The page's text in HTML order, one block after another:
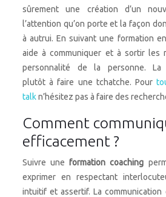
sûrement une création d’un
l’attention qu’on porte et la façon
à autrui. En suivant une formation
aide à communiquer et à sortir les
personnalité de la personne.
plutôt à faire une tchatche. Pour
talkn’hésitez pas à faire des
Comment
efficacement ?
Suivre uneformation coaching
exprimer en respectant
intuitif et assertif. La